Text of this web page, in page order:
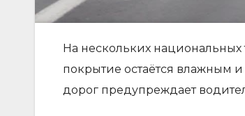
На нескольких национальных
покрытие остаётся влажным
дорог предупреждает